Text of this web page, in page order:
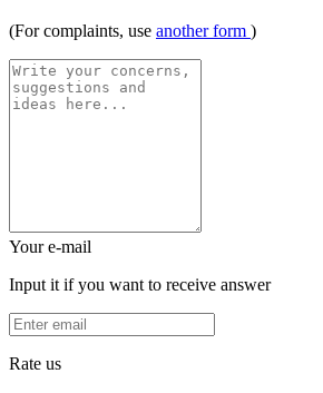
(For complaints, use another form )
Your e-mail
Input it if you want to receive answer
Rate us